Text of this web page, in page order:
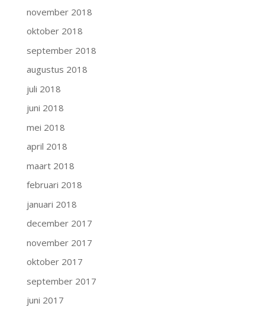
november 2018
oktober 2018
september 2018
augustus 2018
juli 2018
juni 2018
mei 2018
april 2018
maart 2018
februari 2018
januari 2018
december 2017
november 2017
oktober 2017
september 2017
juni 2017